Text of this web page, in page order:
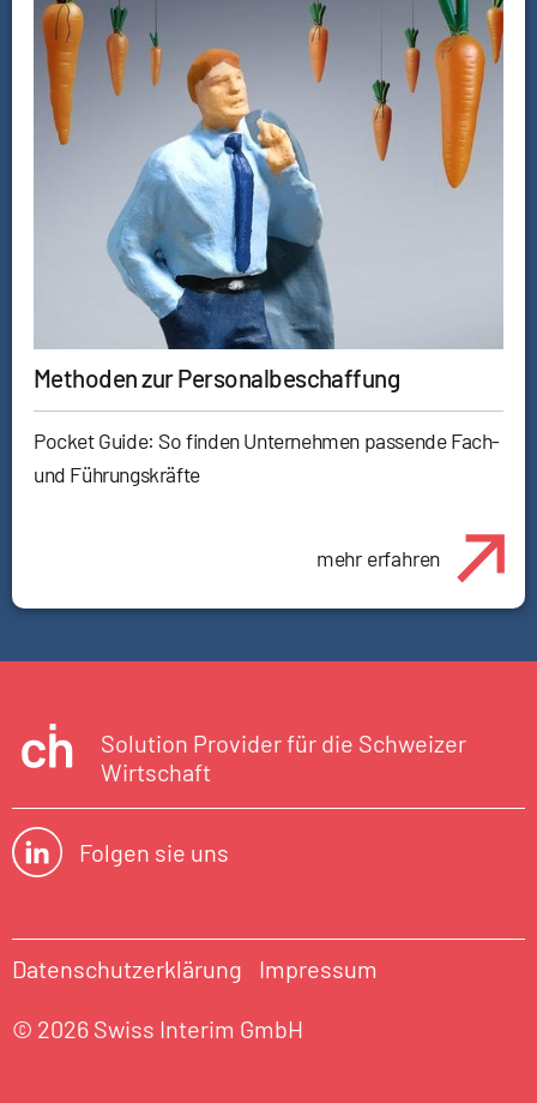
Methoden zur Personalbeschaffung
Pocket Guide: So finden Unternehmen passende Fach-
und Führungskräfte
mehr erfahren
Solution Provider für die Schweizer
Wirtschaft
Folgen sie uns
Datenschutzerklärung Impressum
© 2026 Swiss Interim GmbH